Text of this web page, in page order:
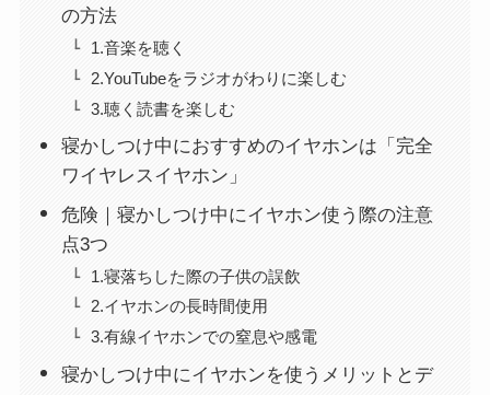
の方法
1.音楽を聴く
2.YouTubeをラジオがわりに楽しむ
3.聴く読書を楽しむ
寝かしつけ中におすすめのイヤホンは「完全
ワイヤレスイヤホン」
危険｜寝かしつけ中にイヤホン使う際の注意
点3つ
1.寝落ちした際の子供の誤飲
2.イヤホンの長時間使用
3.有線イヤホンでの窒息や感電
寝かしつけ中にイヤホンを使うメリットとデ